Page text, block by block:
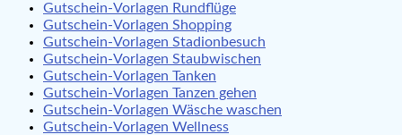
Gutschein-Vorlagen Rundflüge
Gutschein-Vorlagen Shopping
Gutschein-Vorlagen Stadionbesuch
Gutschein-Vorlagen Staubwischen
Gutschein-Vorlagen Tanken
Gutschein-Vorlagen Tanzen gehen
Gutschein-Vorlagen Wäsche waschen
Gutschein-Vorlagen Wellness